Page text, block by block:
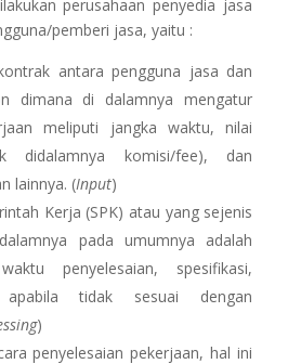
perusahaan penyedia jasa
pemberi jasa, yaitu :
antara pengguna jasa dan
dimana di dalamnya mengatur
meliputi jangka waktu, nilai
didalamnya komisi/fee), dan
lainnya. (Input)
Kerja (SPK) atau yang sejenis
pada umumnya adalah
penyelesaian, spesifikasi,
tidak sesuai dengan
)
penyelesaian pekerjaan, hal ini